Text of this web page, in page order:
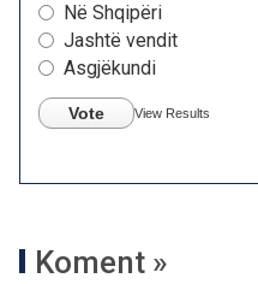
Në Shqipëri
Jashtë vendit
Asgjëkundi
Vote View Results
Koment »